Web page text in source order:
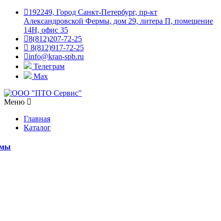
192249, Город Санкт-Петербург, пр-кт
Александровской Фермы, дом 29, литера П, помещение
14Н, офис 35
8(812)207-72-25
8(812)917-72-25
info@kran-spb.ru
Телеграм
Max
Меню
Главная
Каталог